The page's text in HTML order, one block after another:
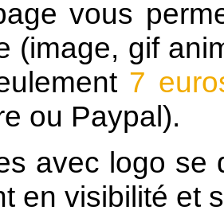
vous
(image, gif
7
ou Paypal).
avec logo se
en visibilité et